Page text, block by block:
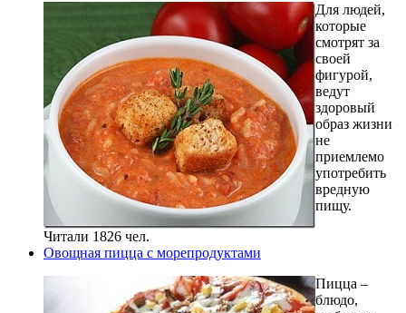
Для людей,
которые
смотрят за
своей
фигурой,
ведут
здоровый
образ жизни
не
приемлемо
употребить
вредную
пищу.
Читали 1826 чел.
Овощная пицца с морепродуктами
Пицца –
блюдо,